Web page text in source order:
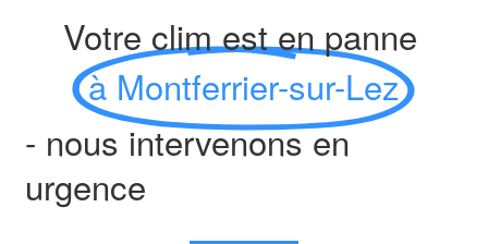
Votre clim est en panne
à Montferrier-sur-Lez
- nous intervenons en
urgence